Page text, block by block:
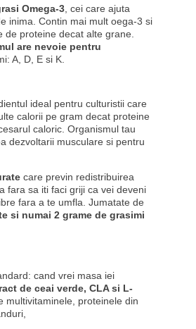
Omega-3, cei care ajuta
inima. Contin mai mult oega-3 si
proteine decat alte grane.
are nevoie pentru
A, D, E si K.
ideal pentru culturistii care
calorii pe gram decat proteine
caloric. Organismul tau
dezvoltarii musculare si pentru
care previn redistribuirea
fara sa iti faci griji ca vei deveni
fara a te umfla. Jumatate de
si numai 2 grame de grasimi
cand vrei masa iei
de ceai verde, CLA si L-
multivitaminele, proteinele din